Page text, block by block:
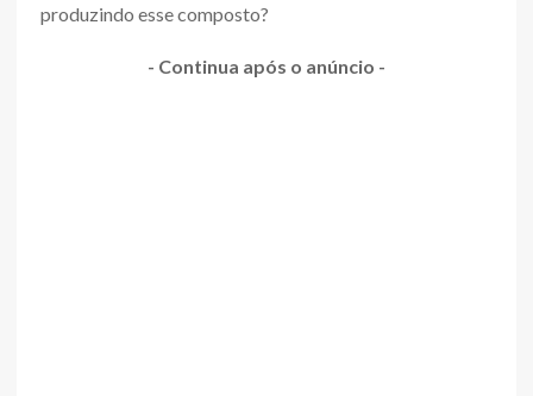
produzindo esse composto?
- Continua após o anúncio -